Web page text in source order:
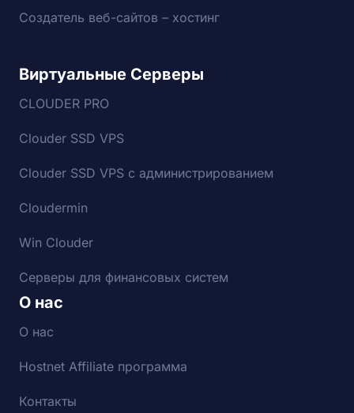
Создатель веб-сайтов – хостинг
Виртуальные Серверы
CLOUDER PRO
Clouder SSD VPS
Clouder SSD VPS с администрированием
Cloudermin
Win Clouder
Серверы для финансовых систем
О нас
О нас
Hostnet Affiliate программа
Контакты